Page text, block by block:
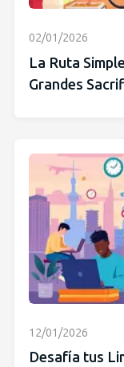
02/01/2026
La Ruta
Grandes
12/01/2026
Desafía tus